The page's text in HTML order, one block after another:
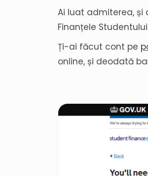
Ai luat admiterea,
Finanțele
Ți-ai făcut cont pe
online, și deodată